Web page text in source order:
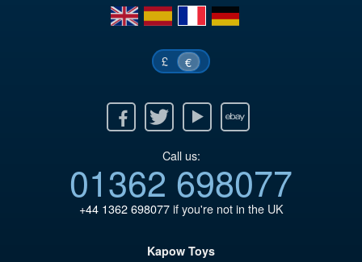
en
es fr de
£ €
Twitter Youtube Ebay
Call us:
01362 698077
+44 1362 698077if you're not in the UK
Kapow Toys